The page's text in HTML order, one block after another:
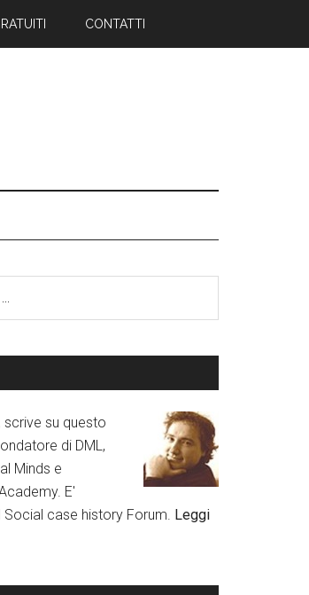
CONTATTI
scrive su questo
di DML,
Minds e
E'
case history Forum. Leggi